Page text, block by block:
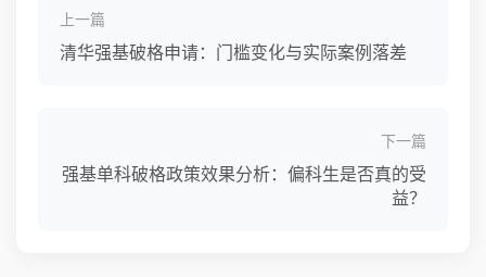
上一篇
清华强基破格申请：门槛变化与实际案例落差
下一篇
强基单科破格政策效果分析：偏科生是否真的受
益？